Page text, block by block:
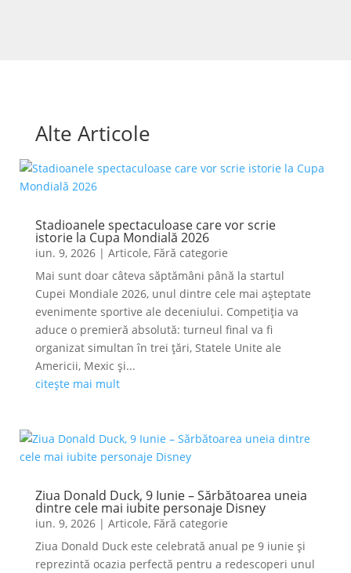
Alte Articole
Stadioanele spectaculoase care vor scrie
istorie la Cupa Mondială 2026
iun. 9, 2026| Articole, Fără categorie
Mai sunt doar câteva săptămâni până la startul
Cupei Mondiale 2026, unul dintre cele mai așteptate
evenimente sportive ale deceniului. Competiția va
aduce o premieră absolută: turneul final va fi
organizat simultan în trei țări, Statele Unite ale
Americii, Mexic și...
citește mai mult
Ziua Donald Duck, 9 Iunie – Sărbătoarea uneia
dintre cele mai iubite personaje Disney
iun. 9, 2026| Articole, Fără categorie
Ziua Donald Duck este celebrată anual pe 9 iunie și
reprezintă ocazia perfectă pentru a redescoperi unul